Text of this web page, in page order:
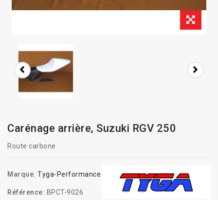
Carénage arrière, Suzuki RGV 250
Route carbone
Marque: Tyga-Performance
Référence: BPCT-9026